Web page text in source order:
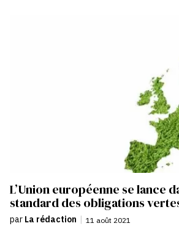
L’Union européenne se lance
standard des obligations
par La rédaction | 11 août 2021